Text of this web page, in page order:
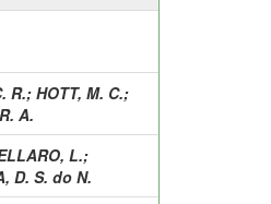
R.; HOTT, M. C.;
A.
L.;
D. S. do N.